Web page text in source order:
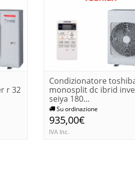
r 32
Condizionatore
monosplit dc ibrid
seiya 180...
Su ordinazione
935,00€
IVA Inc.